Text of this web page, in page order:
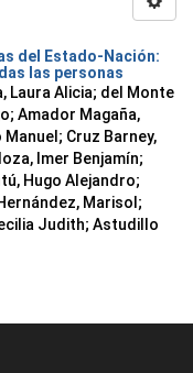
del Estado-Nación:
las personas
Laura Alicia; del Monte
; Amador Magaña,
; Cruz Barney,
Imer Benjamín;
Hugo Alejandro;
Marisol ;
Judith; Astudillo